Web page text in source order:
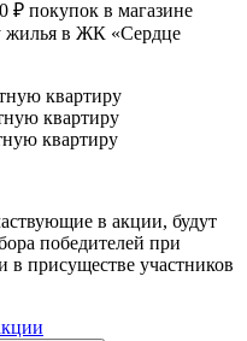
₽ покупок в магазине
жилья в ЖК «Сердце
квартиру
квартиру
квартиру
в акции, будут
победителей при
в присуществе участников